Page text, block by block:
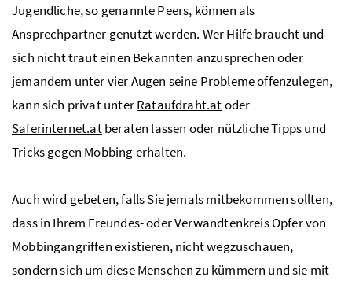
Jugendliche, so genannte Peers, können als
Ansprechpartner genutzt werden. Wer Hilfe braucht und
sich nicht traut einen Bekannten anzusprechen oder
jemandem unter vier Augen seine Probleme offenzulegen,
kann sich privat unterRataufdraht.atoder
Saferinternet.atberaten lassen oder nützliche Tipps und
Tricks gegen Mobbing erhalten.
Auch wird gebeten, falls Sie jemals mitbekommen sollten,
dass in Ihrem Freundes- oder Verwandtenkreis Opfer von
Mobbingangriffen existieren, nicht wegzuschauen,
sondern sich um diese Menschen zu kümmern und sie mit